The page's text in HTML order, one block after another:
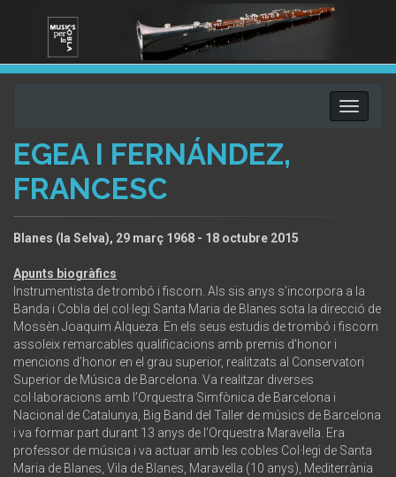
Toggle
EGEA I FERNÁNDEZ,
FRANCESC
Blanes (la Selva), 29 març 1968 - 18 octubre 2015
Apunts biogràfics
Instrumentista de trombó i fiscorn. Als sis anys s’incorpora a la
Banda i Cobla del col·legi Santa Maria de Blanes sota la direcció de
Mossèn Joaquim Alqueza. En els seus estudis de trombó i fiscorn
assoleix remarcables qualificacions amb premis d’honor i
mencions d’honor en el grau superior, realitzats al Conservatori
Superior de Música de Barcelona. Va realitzar diverses
col·laboracions amb l’Orquestra Simfònica de Barcelona i
Nacional de Catalunya, Big Band del Taller de músics de Barcelona
i va formar part durant 13 anys de l’Orquestra Maravella. Era
professor de música i va actuar amb les cobles Col·legi de Santa
Maria de Blanes, Vila de Blanes, Maravella (10 anys), Mediterrània